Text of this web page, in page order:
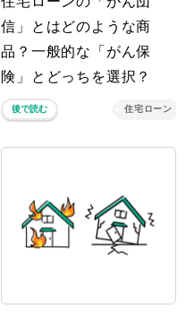
信」とはどのような商
品？一般的な「がん保
険」とどっちを選択？
後で読む 住宅ローン